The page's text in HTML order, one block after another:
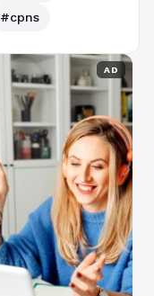
#cpns
AD